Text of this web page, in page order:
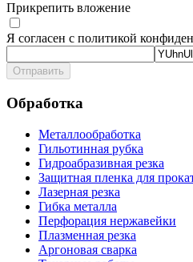
Прикрепить вложение
Я согласен с политикой
Отправить
Обработка
Металлообработка
Гильотинная рубка
Гидроабразивная резка
Защитная пленка для
Лазерная резка
Гибка металла
Перфорация нержавейки
Плазменная резка
Аргоновая сварка